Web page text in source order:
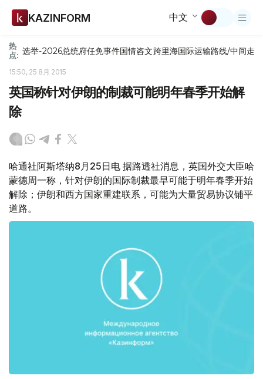
KAZINFORM 中文
热
点: 选举-2026总统府任免事件国情咨文跨里海国际运输路线/中间走廊
15:50, 25 8月 2015
英国称针对伊朗的制裁可能明年春季开始解
除
哈通社阿斯塔纳8月25日电 据路透社消息，英国外交大臣哈
蒙德周一称，针对伊朗的国际制裁最早可能于明年春季开始
解除；伊朗和西方国家重建联系，可能为大量贸易协议铺平
道路。